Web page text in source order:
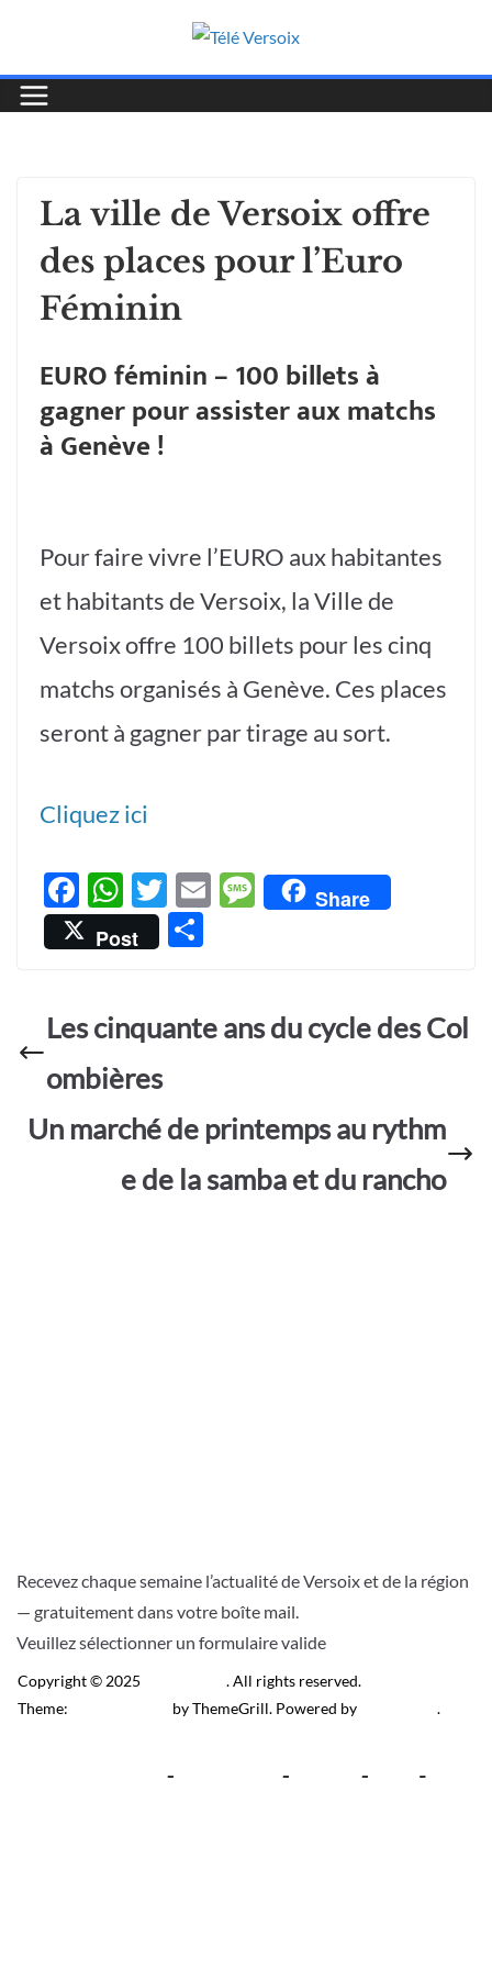
La ville de Versoix offre
des places pour l’Euro
Féminin
EURO féminin – 100 billets à
gagner pour assister aux matchs
à Genève !
Pour faire vivre l’EURO aux habitantes
et habitants de Versoix, la Ville de
Versoix offre 100 billets pour les cinq
matchs organisés à Genève. Ces places
seront à gagner par tirage au sort.
Cliquez ici
F
ac
e
o
o
k
W
h
at
A
p
p
T
w
itt
E
M
e
Share
Post
g
Les cinquante ans du cycle des Col
ombières
Un marché de printemps au rythm
e de la samba et du rancho
Recevez chaque semaine l’actualité de Versoix et de la région
— gratuitement dans votre boîte mail.
Veuillez sélectionner un formulaire valide
Copyright © 2025
. All rights reserved.
Theme:
by ThemeGrill. Powered by .
Recevez l’actu locale de